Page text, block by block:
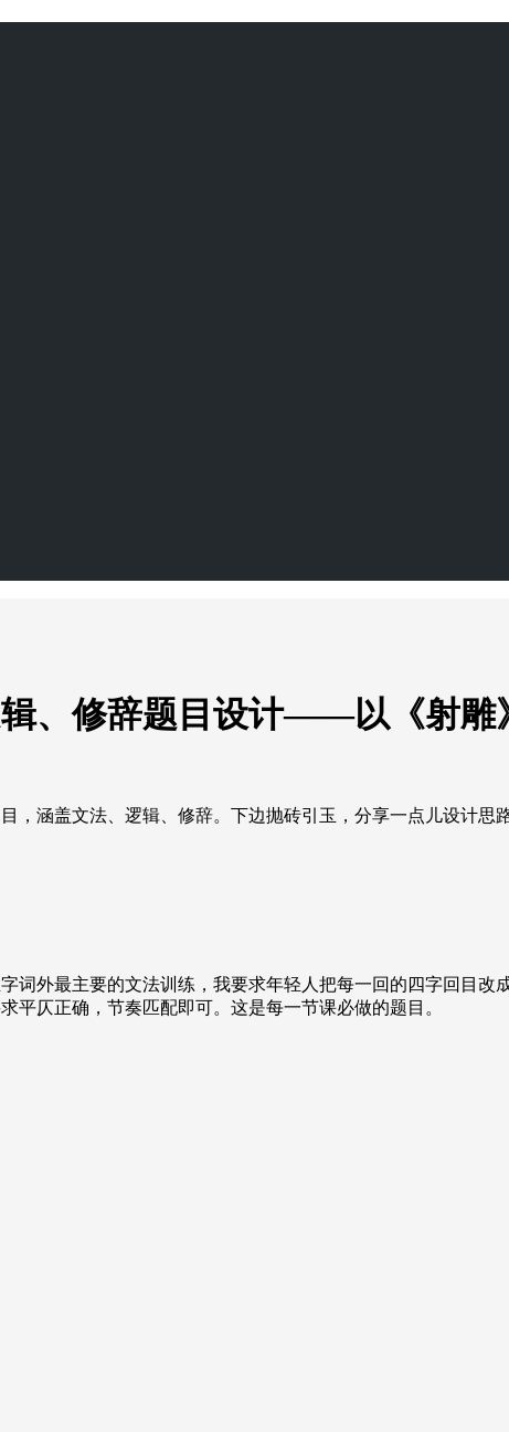
、修辞题目设计——以《射雕
，涵盖文法、逻辑、修辞。下边抛砖引玉，分享一点儿设计思路
词外最主要的文法训练，我要求年轻人把每一回的四字回目改
平仄正确，节奏匹配即可。这是每一节课必做的题目。